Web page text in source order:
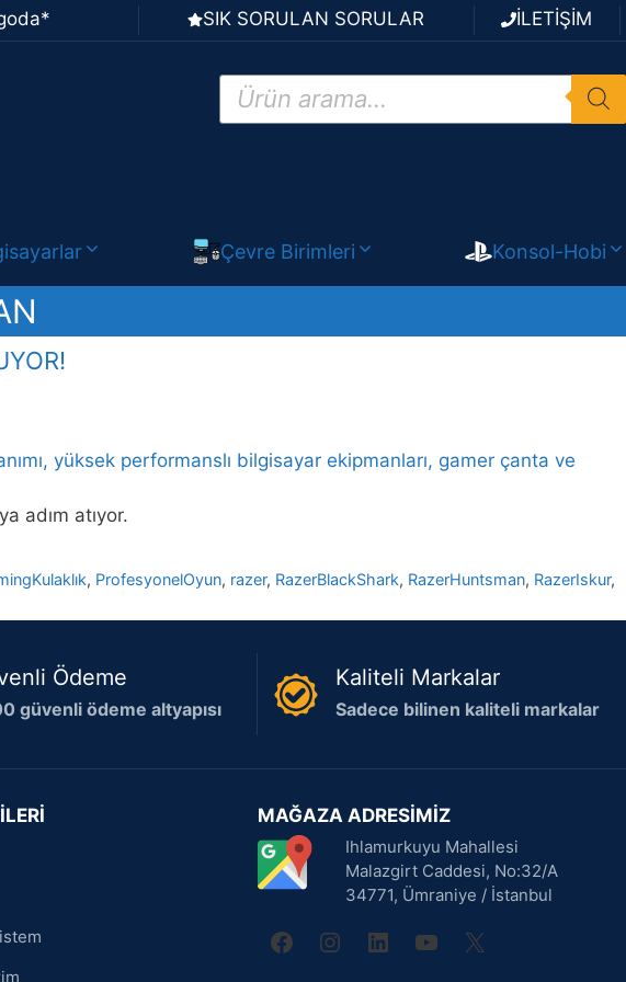
SIK SORULAN SORULAR İLETİŞİM
Products
search
Çevre Birimleri Konsol-Hobi
adım atıyor.
, ProfesyonelOyun, razer, RazerBlackShark, RazerHuntsman, RazerIskur,
Ödeme
güvenli ödeme altyapısı
Kaliteli Markalar
Sadece bilinen kaliteli markalar
MAĞAZA ADRESİMİZ
Ihlamurkuyu Mahallesi
Malazgirt Caddesi, No:32/A
34771, Ümraniye / İstanbul
facebook
instagram
linkedinyoutube
X